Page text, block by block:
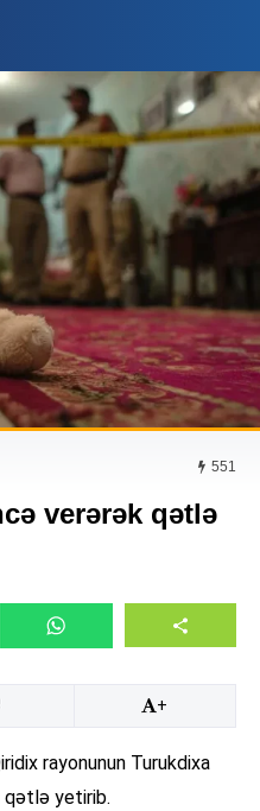
551
verərək qətlə
+
rayonunun Turukdixa
qətlə yetirib.